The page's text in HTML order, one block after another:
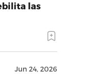
las
Jun 24, 2026